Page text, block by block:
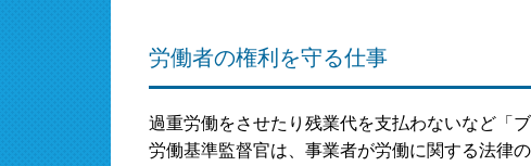
労働者の権利を守る仕事
過重労働をさせたり残業代を支払わないなど「
労働基準監督官は、事業者が労働に関する法律